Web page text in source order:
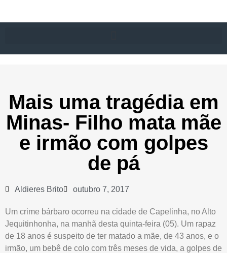
Mais uma tragédia em
Minas- Filho mata mãe
e irmão com golpes
de pá
Aldieres Brito outubro 7, 2017
Um crime bárbaro ocorreu na cidade de Capelinha, no Alto
Jequitinhonha, na manhã desta quinta-feira (05). Um rapaz
de 18 anos é suspeito de ter matado a mãe, de 43 anos, e o
irmão, um bebê de colo com três meses de vida, a golpes de